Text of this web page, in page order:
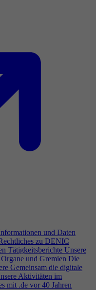
und Daten
zu DENIC
Tätigkeitsberichte Unsere
Organe und Gremien Die
Gemeinsam die digitale
Aktivitäten im
mit .de vor 40 Jahren